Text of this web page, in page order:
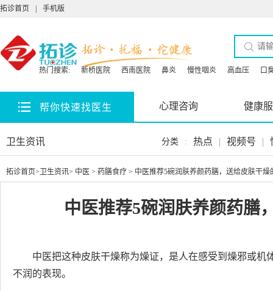
拓诊首页 手机版
热门搜索: 新桥医院 西南医院 鼻炎 慢性咽炎 高血压 口
帮你快速找医生 心理咨询 健康
卫生资讯 分类 : 热点 | 视频号 |
拓诊首页> 卫生资讯> 中医 > 药膳食疗 > 中医推荐5碗润肤养颜药膳，送给皮肤干
中医推荐5碗润肤养颜药
中医把这种皮肤干燥称为燥证，是人在感受到燥邪或
不润的表现。